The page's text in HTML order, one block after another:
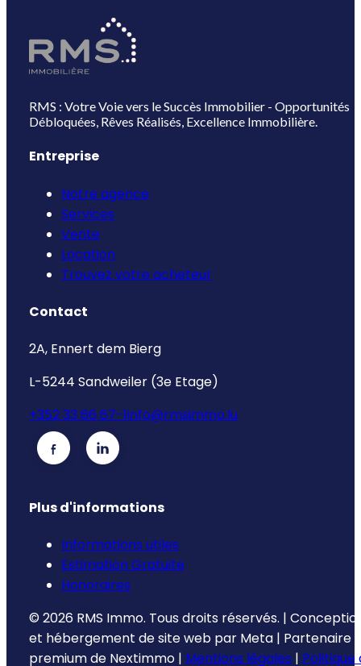
RMS : Votre Voie vers le Succès Immobilier - Opportunités
Débloquées, Rêves Réalisés, Excellence Immobilière.
Entreprise
Notre agence
Services
Vente
Location
Trouvez votre acheteur
Contact
2A, Ennert dem Bierg
L-5244 Sandweiler (3e Etage)
+352 33 66 67-1info@rmsimmo.lu
Plus d'informations
Informations utiles
Estimation Gratuite
Honoraires
© 2026 RMS Immo. Tous droits réservés. |
et hébergement de site web par Meta | Partenaire
premium de Nextimmo | Mentions légales | Politique